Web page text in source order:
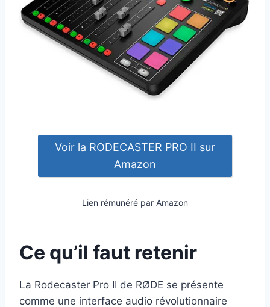
Voir la RODECASTER PRO II sur
Amazon
Lien rémunéré par Amazon
Ce qu’il faut retenir
La Rodecaster Pro II de RØDE se présente
comme une interface audio révolutionnaire